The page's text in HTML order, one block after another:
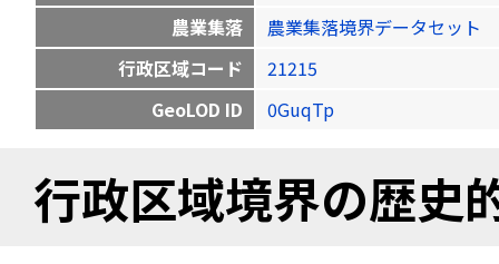
農業集落
農業集落境界データセット
行政区域コード
21215
GeoLOD ID
0GuqTp
行政区域境界の歴史